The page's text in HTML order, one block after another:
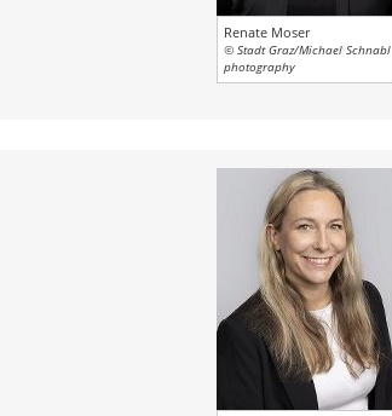
Renate Moser
© Stadt Graz/Michael Schnabl
photography